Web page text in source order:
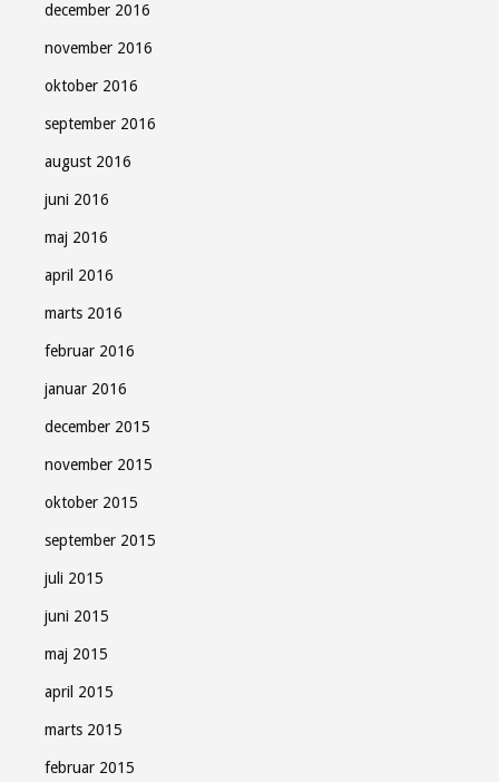
december 2016
november 2016
oktober 2016
september 2016
august 2016
juni 2016
maj 2016
april 2016
marts 2016
februar 2016
januar 2016
december 2015
november 2015
oktober 2015
september 2015
juli 2015
juni 2015
maj 2015
april 2015
marts 2015
februar 2015